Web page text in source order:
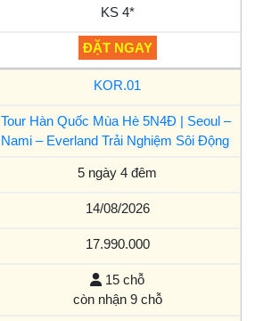
KS 4*
ĐẶT NGAY
KOR.01
Tour Hàn Quốc Mùa Hè 5N4Đ | Seoul –
Nami – Everland Trải Nghiệm Sôi Động
5 ngày 4 đêm
14/08/2026
17.990.000
15 chỗ
còn nhận 9 chỗ